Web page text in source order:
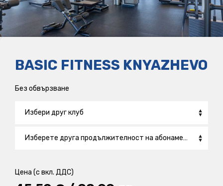
BASIC FITNESS KNYAZHEVO
Без обвързване
Избери друг клуб
Bulgaria Mall Изберете друга продължителност на абонамента
PRO 1 КЛУБ /12 Месеца/
Цена (с вкл. ДДС)